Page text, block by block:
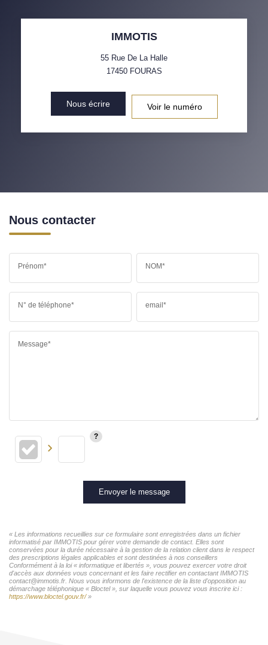
IMMOTIS
55 Rue De La Halle
17450 FOURAS
Nous écrire Voir le numéro
Nous contacter
Prénom* NOM*
N° de téléphone* email*
Message*
Envoyer le message
« Les informations recueillies sur ce formulaire sont enregistrées dans un fichier
informatisé par IMMOTIS pour gérer votre demande de contact. Elles sont
conservées pour la durée nécessaire à la gestion de la relation client dans le respect
des prescriptions légales applicables et sont destinées à nos conseillers
Conformément à la loi « informatique et libertés », vous pouvez exercer votre droit
d'accès aux données vous concernant et les faire rectifier en contactant IMMOTIS
contact@immotis.fr. Nous vous informons de l'existence de la liste d'opposition au
démarchage téléphonique « Bloctel », sur laquelle vous pouvez vous inscrire ici :
https://www.bloctel.gouv.fr/»